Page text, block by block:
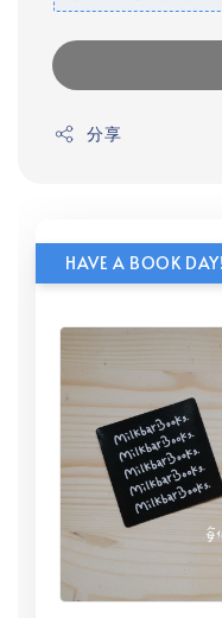
分享